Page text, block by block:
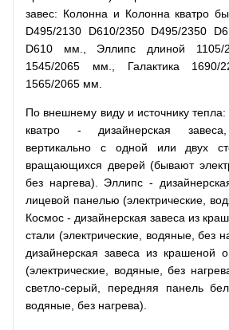
завес: Колонна и Колонна кватро
D495/2130 D610/2350 D495/2350
D610 мм., Эллипс длиной 1105/
1545/2065 мм., Галактика
1565/2065 мм.
По внешнему виду и источнику
кватро - дизайнерская завеса,
вертикально с одной или двух
вращающихся дверей (бывают
без наргева). Эллипс -
лицевой панелью (электрические,
Космос - дизайнерская завеса из
стали (электрические, водяные, без
дизайнерская завеса из крашеной
(электрические, водяные, без
светло-серый, передняя панель
водяные, без нагрева).